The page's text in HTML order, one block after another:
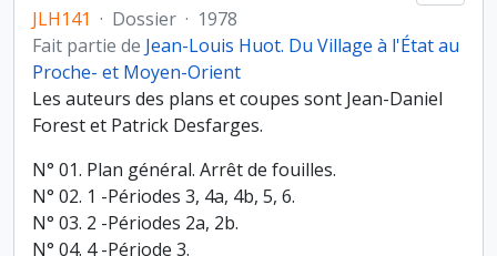
JLH141 · Dossier · 1978
Fait partie de Jean-Louis Huot. Du Village à l'État au
Proche- et Moyen-Orient
Les auteurs des plans et coupes sont Jean-Daniel
Forest et Patrick Desfarges.
N° 01. Plan général. Arrêt de fouilles.
N° 02. 1 -Périodes 3, 4a, 4b, 5, 6.
N° 03. 2 -Périodes 2a, 2b.
N° 04. 4 -Période 3.